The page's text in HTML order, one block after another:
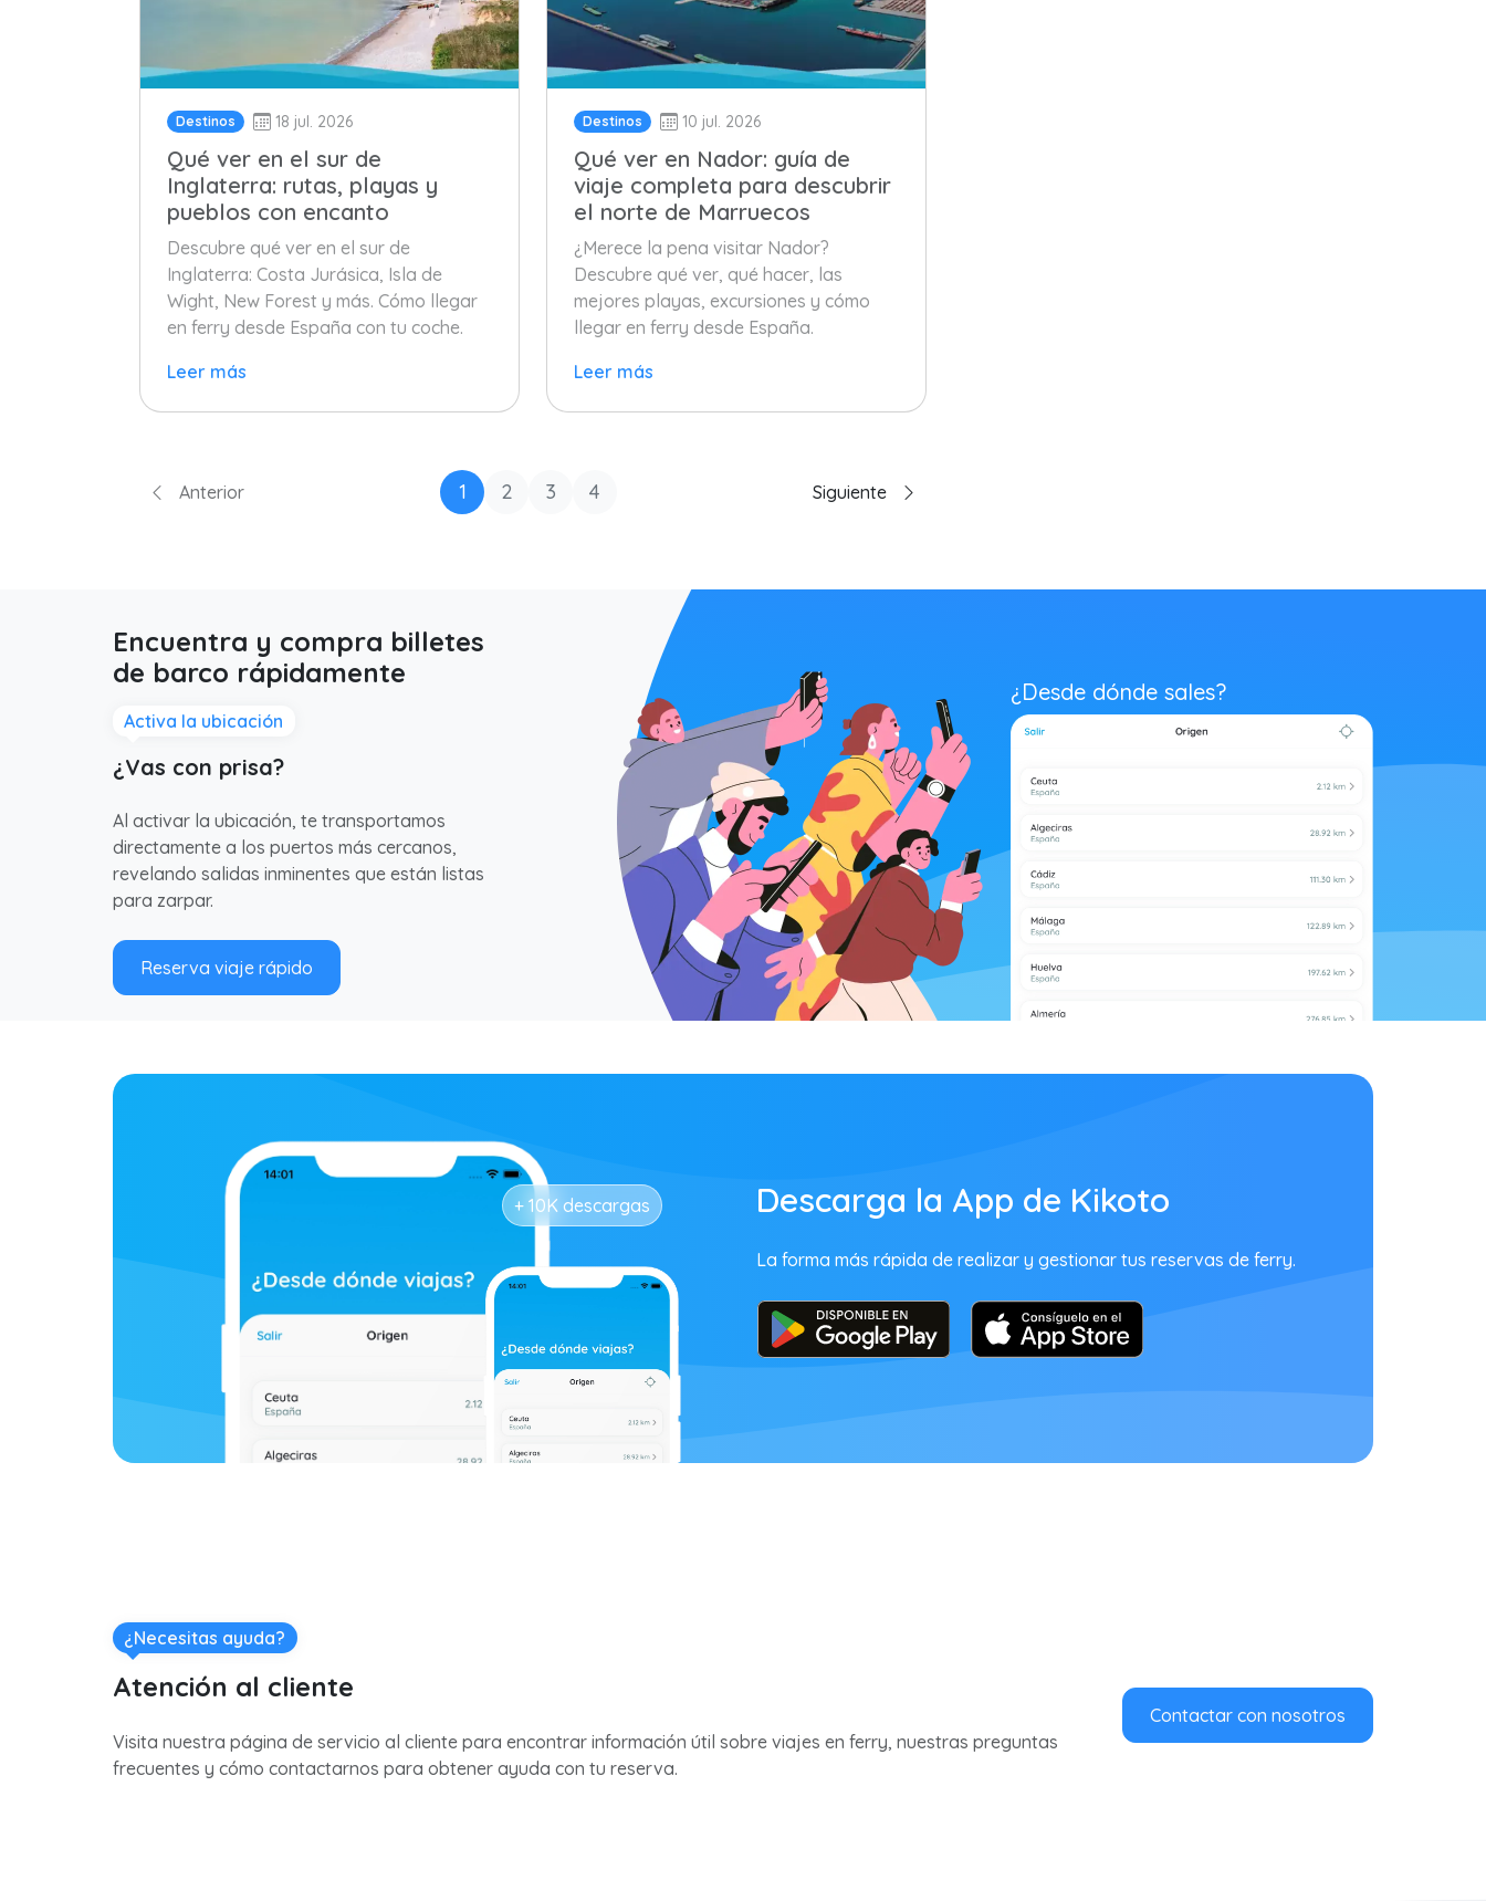
Destinos 18 jul. 2026
Qué ver en el sur de
Inglaterra: rutas, playas y
pueblos con encanto
Descubre qué ver en el sur de
Inglaterra: Costa Jurásica, Isla de
Wight, New Forest y más. Cómo llegar
en ferry desde España con tu coche.
Leer más
Destinos 10 jul. 2026
Qué ver en Nador: guía de
viaje completa para descubrir
el norte de Marruecos
¿Merece la pena visitar Nador?
Descubre qué ver, qué hacer, las
mejores playas, excursiones y cómo
llegar en ferry desde España.
Leer más
Anterior 1 2 3 4 Siguiente
Encuentra y compra billetes
de barco rápidamente
Activa la ubicación
¿Vas con prisa?
Al activar la ubicación, te transportamos
directamente a los puertos más cercanos,
revelando salidas inminentes que están listas
para zarpar.
Reserva viaje rápido
¿Desde dónde sales?
Descarga la App de Kikoto
La forma más rápida de realizar y gestionar tus reservas de ferry.
+ 10K descargas
¿Necesitas ayuda?
Atención al cliente
Visita nuestra página de servicio al cliente para encontrar información útil sobre viajes en ferry, nuestras preguntas
frecuentes y cómo contactarnos para obtener ayuda con tu reserva.
Contactar con nosotros